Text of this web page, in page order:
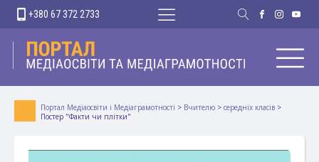
+380 67 372 2733
Портал Медіаосвіти і Медіаграмотності > Вчителю > середніх класів >
Постер "Факти чи плітки"